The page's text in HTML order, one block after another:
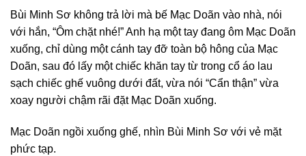
Bùi Minh Sơ không trả lời mà bế Mạc Doãn vào nhà, nói
với hắn, “Ôm chặt nhé!” Anh hạ một tay đang ôm Mạc Doãn
xuống, chỉ dùng một cánh tay đỡ toàn bộ hông của Mạc
Doãn, sau đó lấy một chiếc khăn tay từ trong cổ áo lau
sạch chiếc ghế vuông dưới đất, vừa nói “Cẩn thận” vừa
xoay người chậm rãi đặt Mạc Doãn xuống.
Mạc Doãn ngồi xuống ghế, nhìn Bùi Minh Sơ với vẻ mặt
phức tạp.